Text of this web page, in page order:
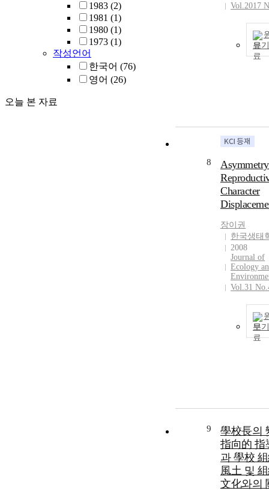
1983 (2)
1981 (1)
1980 (1)
1973 (1)
작성언어
한국어 (76)
영어 (26)
오늘 본 자료
Vol.2017
보기
8
Character
장이권
한국생태
2008
Journal of
Ecology
Vol.31
보기
9
學校長의
指向的 指
과 學校
風土 및
文化와의